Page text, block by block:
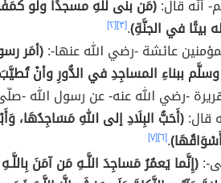
أنّه قال:(مَن بنى للهِ مسجدًا ولو
بيتًا في الجنَّةِ).[٣] [٢]
عائشة -رضي الله عنها-:(أمَر
وسلَّم ببناءِ المساجِدِ في الدُّورِ وأنْ
-رضي الله عنه- عن رسول الله -
قال:(أَحَبُّ البِلَادِ إلى اللهِ مَسَاجِدُهَا،
.[٦] [٧]
:(إِنَّما يَعمُرُ مَساجِدَ اللَّـهِ مَن آمَنَ